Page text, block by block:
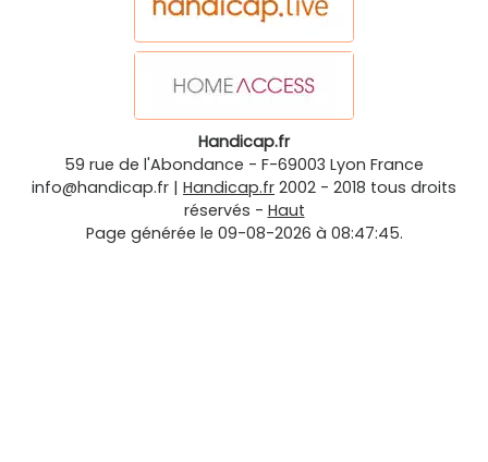
Handicap.fr
59 rue de l'Abondance - F-69003 Lyon France
info@handicap.fr | Handicap.fr 2002 - 2018 tous droits
réservés - Haut
Page générée le 09-08-2026 à 08:47:45.